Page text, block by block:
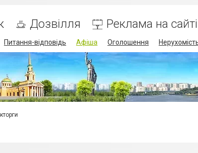
Дозвілля Реклама на сайті
Питання-відповідь Афіша Оголошення